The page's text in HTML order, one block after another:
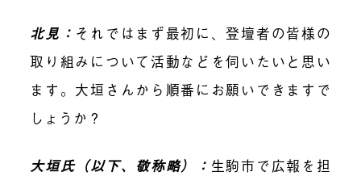
北見： それではまず最初に、登壇者の皆様の
取り組みについて活動などを伺いたいと思い
ます。大垣さんから順番にお願いできますで
しょうか？
大垣氏（以下、敬称略）： 生駒市で広報を担